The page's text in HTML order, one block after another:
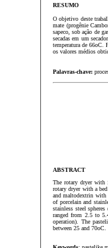
RESUMO
O objetivo deste
mate (progênie
sapeco, sob ação de
secadas em um
temperatura de 66oC.
os valores médios
Palavras-chave:
ABSTRACT
The rotary dryer with
rotary dryer with a
and maltodextrin with
of porcelain and
stainless steel
ranged from 2.5 to
operation). The
between 25 and 70oC.